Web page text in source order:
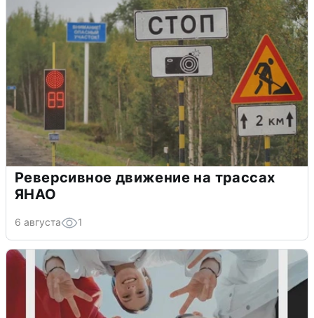
Реверсивное движение на трассах
ЯНАО
6 августа 1